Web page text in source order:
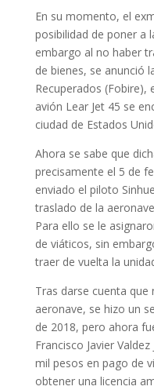
En su momento, el
posibilidad de poner a
embargo al no haber
de bienes, se anunció
Recuperados (Fobire),
avión Lear Jet 45 se
ciudad de Estados
Ahora se sabe que
precisamente el 5 de
enviado el piloto
traslado de la
Para ello se le
de viáticos, sin
traer de vuelta la
Tras darse cuenta
aeronave, se hizo un
de 2018, pero ahora
Francisco Javier
mil pesos en pago de
obtener una licencia